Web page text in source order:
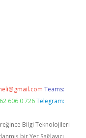
Teams:
606 0 726 Telegram:
Bilgi Teknolojileri
bir Yer Sağlayıcı